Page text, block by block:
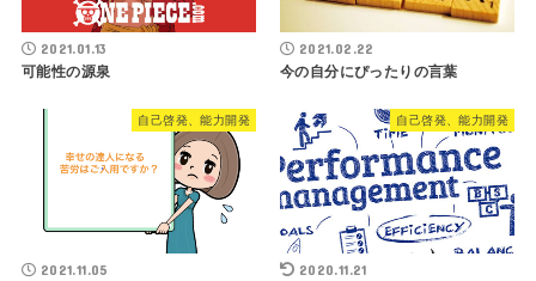
2021.01.13
可能性の源泉
2021.02.22
今の自分にぴったりの言葉
自己啓発、能力開発
2021.11.05
自己啓発、能力開発
2020.11.21